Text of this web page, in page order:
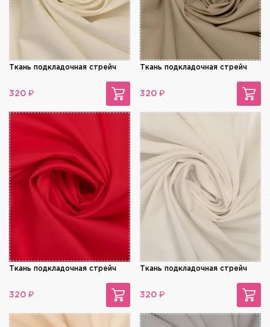
Ткань подкладочная стрейч
320 ₽
Ткань подкладочная стрейч
320 ₽
Ткань подкладочная стрейч
320 ₽
Ткань подкладочная стрейч
320 ₽